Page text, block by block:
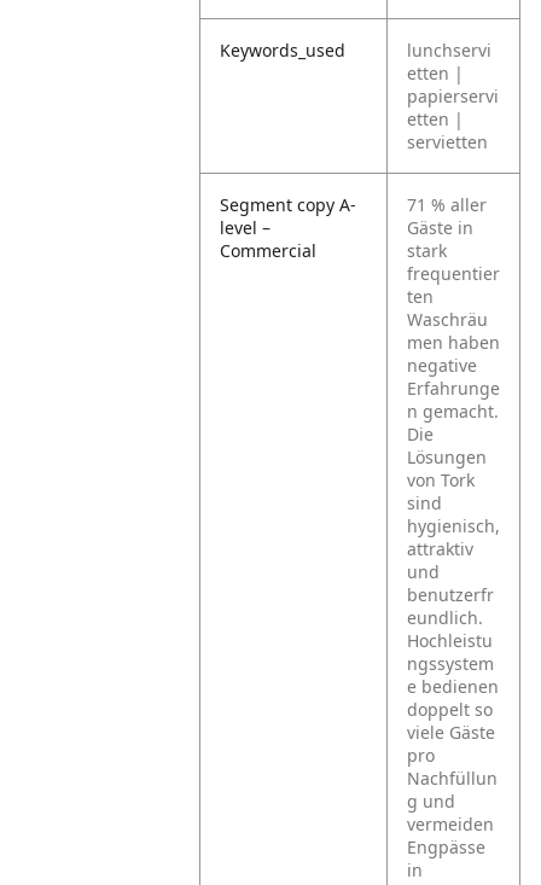
Keywords_used
lunchservi
etten |
papierservi
etten |
servietten
Segment copy A-
level –
Commercial
71 % aller
Gäste in
stark
frequentier
ten
Waschräu
men haben
negative
Erfahrunge
n gemacht.
Die
Lösungen
von Tork
sind
hygienisch,
attraktiv
und
benutzerfr
eundlich.
Hochleistu
ngssystem
e bedienen
doppelt so
viele Gäste
pro
Nachfüllun
g und
vermeiden
Engpässe
in